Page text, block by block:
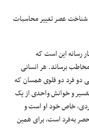
شناخت عصر تغییر محاسبات
رسانه این است که
برساند. هر انسانی
دو فرد دو قلوی همسان که
و خوانش واحدی از یک
خاص خود او است و
به‌فرد است، برای همین